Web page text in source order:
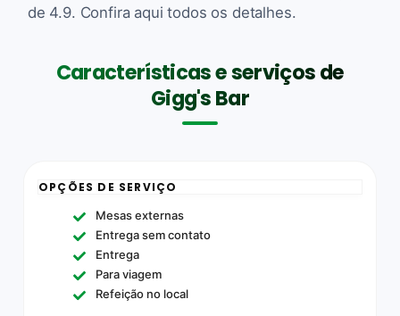
de 4.9. Confira aqui todos os detalhes.
Características e serviços de
Gigg's Bar
OPÇÕES DE SERVIÇO
Mesas externas
Entrega sem contato
Entrega
Para viagem
Refeição no local